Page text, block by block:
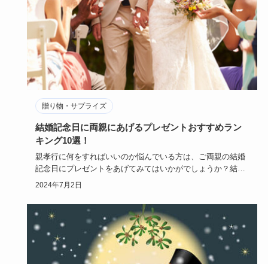
贈り物・サプライズ
結婚記念日に両親にあげるプレゼントおすすめラン
キング10選！
親孝行に何をすればいいのか悩んでいる方は、ご両親の結婚
記念日にプレゼントをあげてみてはいかがでしょうか？結婚
記念日をこども…
2024年7月2日